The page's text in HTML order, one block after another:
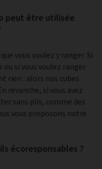
peut être utilisée
vous voulez y ranger. Si
si vous voulez ranger
rien : alors nos cubes
revanche, si vous avez
sans plis, comme des
vous proposons notre
écoresponsables ?